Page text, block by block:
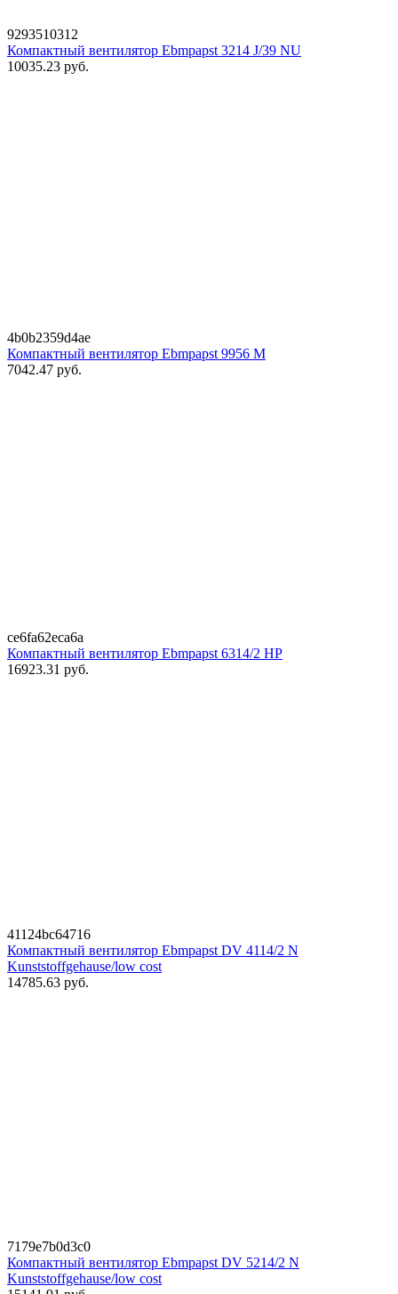
9293510312
Компактный вентилятор Ebmpapst 3214 J/39 NU
10035.23 руб.
4b0b2359d4ae
Компактный вентилятор Ebmpapst 9956 M
7042.47 руб.
ce6fa62eca6a
Компактный вентилятор Ebmpapst 6314/2 HP
16923.31 руб.
41124bc64716
Компактный вентилятор Ebmpapst DV 4114/2 N
Kunststoffgehause/low cost
14785.63 руб.
7179e7b0d3c0
Компактный вентилятор Ebmpapst DV 5214/2 N
Kunststoffgehause/low cost